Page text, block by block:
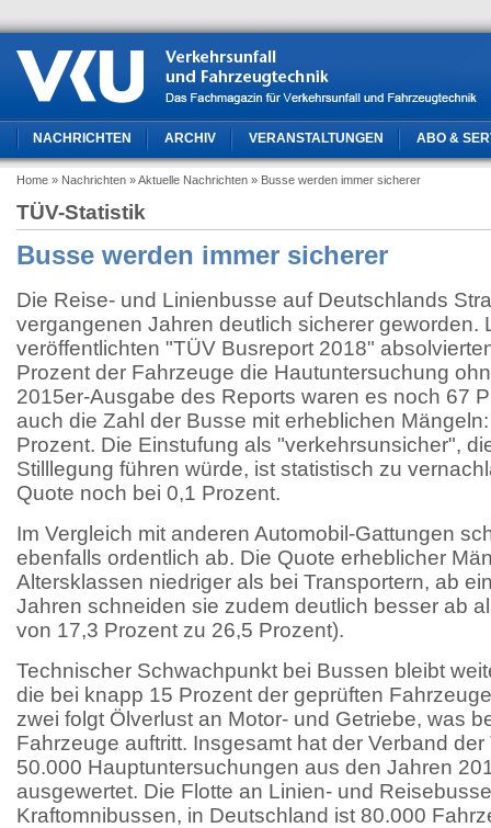
NACHRICHTEN ARCHIV VERANSTALTUNGEN ABO &
Home » Nachrichten » Aktuelle Nachrichten » Busse werden immer sicherer
TÜV-Statistik
Busse werden immer sicherer
Die Reise- und Linienbusse auf Deutschlands
vergangenen Jahren deutlich sicherer geworden.
veröffentlichten "TÜV Busreport 2018"
Prozent der Fahrzeuge die Hautuntersuchung
2015er-Ausgabe des Reports waren es noch 67
auch die Zahl der Busse mit erheblichen
Prozent. Die Einstufung als "verkehrsunsicher",
Stilllegung führen würde, ist statistisch zu
Quote noch bei 0,1 Prozent.
Im Vergleich mit anderen Automobil-Gattungen
ebenfalls ordentlich ab. Die Quote erheblicher
Altersklassen niedriger als bei Transportern, ab
Jahren schneiden sie zudem deutlich besser ab
von 17,3 Prozent zu 26,5 Prozent).
Technischer Schwachpunkt bei Bussen bleibt
die bei knapp 15 Prozent der geprüften
zwei folgt Ölverlust an Motor- und Getriebe, was
Fahrzeuge auftritt. Insgesamt hat der Verband
50.000 Hauptuntersuchungen aus den Jahren
ausgewertet. Die Flotte an Linien- und
Kraftomnibussen, in Deutschland ist 80.000